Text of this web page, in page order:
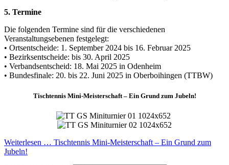
5. Termine
Die folgenden Termine sind für die verschiedenen
Veranstaltungsebenen festgelegt:
• Ortsentscheide: 1. September 2024 bis 16. Februar 2025
• Bezirksentscheide: bis 30. April 2025
• Verbandsentscheid: 18. Mai 2025 in Odenheim
• Bundesfinale: 20. bis 22. Juni 2025 in Oberboihingen (TTBW)
Tischtennis Mini-Meisterschaft – Ein Grund zum Jubeln!
Weiterlesen … Tischtennis Mini-Meisterschaft – Ein Grund zum
Jubeln!